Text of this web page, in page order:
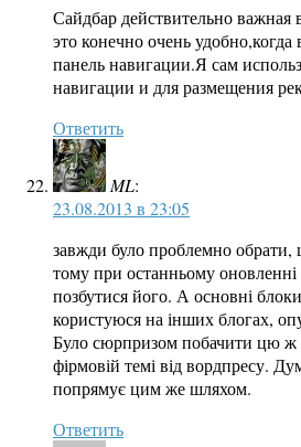
Сайдбар действительно важная
это конечно очень
панель навигации.Я сам
навигации и для размещения
Ответить
ML:
23.08.2013 в 23:05
завжди було проблемно обрати,
тому при останньому
позбутися його. А основні
користуюся на інших блогах,
Було сюрпризом побачити цю ж
фірмовій темі від вордпресу.
попрямує цим же шляхом.
Ответить